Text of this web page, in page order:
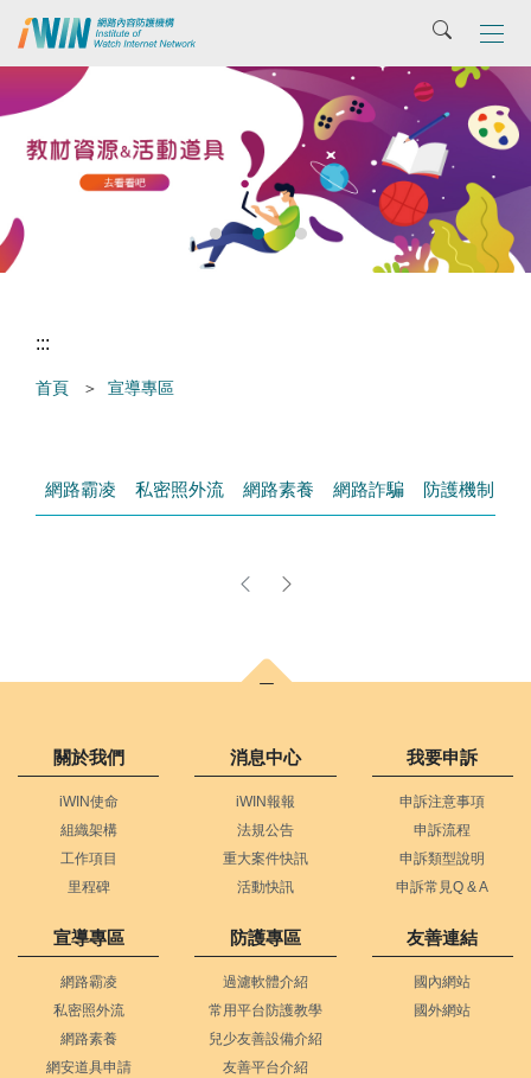
主
要
容
區
搜尋
:::
首頁 宣導專區
網路霸凌 私密照外流 網路素養 網路詐騙 防護機制
上一頁下一頁
關於我們
iWIN使命
組織架構
工作項目
里程碑
消息中心
iWIN報報
法規公告
重大案件快訊
活動快訊
我要申訴
申訴注意事項
申訴流程
申訴類型說明
申訴常見Q & A
宣導專區
網路霸凌
私密照外流
網路素養
網安道具申請
防護專區
過濾軟體介紹
常用平台防護教學
兒少友善設備介紹
友善平台介紹
友善連結
國內網站
國外網站